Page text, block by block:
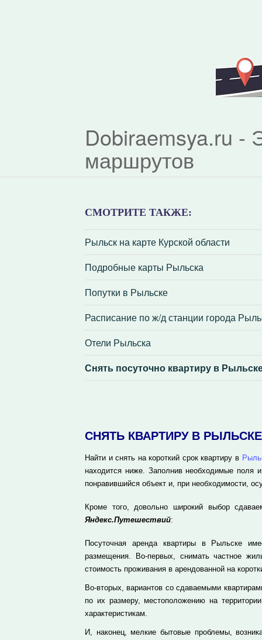
Dobiraemsya.ru -
маршрутов
СМОТРИТЕ ТАКЖЕ:
Рыльск на карте Курской области
Подробные карты Рыльска
Попутки в Рыльске
Расписание по ж/д станции города
Отели Рыльска
Снять посуточно квартиру в
СНЯТЬ КВАРТИРУ В
Найти и снять на короткий срок квартиру в
находится ниже. Заполнив необходимые поля
понравившийся объект и, при необходимости,
Кроме того, довольно широкий выбор
Яндекс.Путешествий:
Посуточная аренда квартиры в Рыльске
размещения. Во-первых, снимать частное
стоимость проживания в арендованной на
Во-вторых, вариантов со сдаваемыми
по их размеру, местоположению на
характеристикам.
И, наконец, мелкие бытовые проблемы,